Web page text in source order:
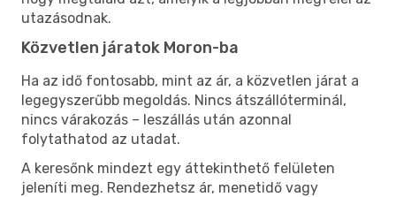
utazásodnak.
Közvetlen járatok Moron-ba
Ha az idő fontosabb, mint az ár, a közvetlen járat a
legegyszerűbb megoldás. Nincs átszállóterminál,
nincs várakozás – leszállás után azonnal
folytathatod az utadat.
A keresőnk mindezt egy áttekinthető felületen
jeleníti meg. Rendezhetsz ár, menetidő vagy